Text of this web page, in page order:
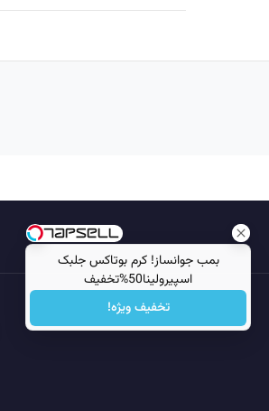
بمب جوانساز! کرم بوتاکس جلبک
اسپیرولینا50%تخفیف
تخفیف ویژه!